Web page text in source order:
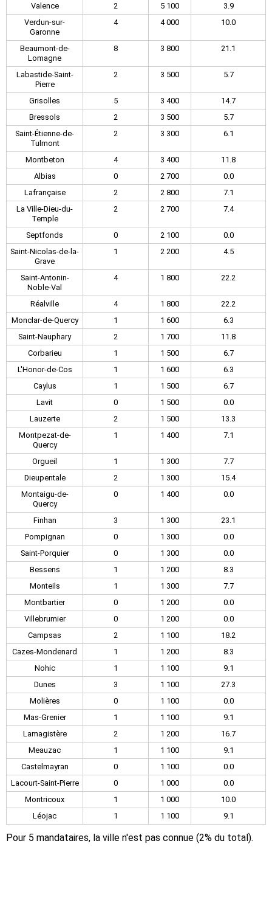
Valence
2 5 100
3.9
Verdun-sur-
Garonne
4 4 000 10.0
Beaumont-de-
Lomagne
8 3 800 21.1
Labastide-Saint-
Pierre
2 3 500 5.7
Grisolles 5 3 400
14.7
Bressols
2 3 500
5.7
Saint-Étienne-de-
Tulmont
2 3 300 6.1
Montbeton 4 3 400
11.8
Albias
0 2 700
0.0
Lafrançaise
2 2 800
7.1
La Ville-Dieu-du-
Temple
2 2 700 7.4
Septfonds 0 2 100
0.0
Saint-Nicolas-de-la-
Grave
1 2 200 4.5
Saint-Antonin-
Noble-Val
4 1 800 22.2
Réalville 4 1 800
22.2
Monclar-de-Quercy
1 1 600
6.3
Saint-Nauphary
2 1 700
11.8
Corbarieu
1 1 500
6.7
L'Honor-de-Cos
1 1 600
6.3
Caylus
1 1 500
6.7
Lavit
0 1 500
0.0
Lauzerte
2 1 500
13.3
Montpezat-de-
Quercy
1 1 400 7.1
Orgueil 1 1 300
7.7
Dieupentale
2 1 300
15.4
Montaigu-de-
Quercy
0 1 400 0.0
Finhan 3 1 300
23.1
Pompignan
0 1 300
0.0
Saint-Porquier
0 1 300
0.0
Bessens
1 1 200
8.3
Monteils
1 1 300
7.7
Montbartier
0 1 200
0.0
Villebrumier
0 1 200
0.0
Campsas
2 1 100
18.2
Cazes-Mondenard
1 1 200
8.3
Nohic
1 1 100
9.1
Dunes
3 1 100
27.3
Molières
0 1 100
0.0
Mas-Grenier
1 1 100
9.1
Lamagistère
2 1 200
16.7
Meauzac
1 1 100
9.1
Castelmayran
0 1 100
0.0
Lacourt-Saint-Pierre
0 1 000
0.0
Montricoux
1 1 000
10.0
Léojac
1 1 100 9.1
Pour 5 mandataires, la ville n'est pas connue (2% du total).